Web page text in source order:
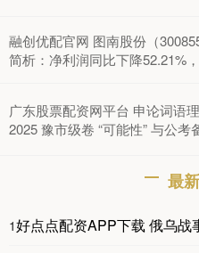
融创优配官网 图南股份（
简析：净利润同比下降52.21%
广东股票配资网平台 申论词语理
2025 豫市级卷 “可能性” 与公考
最
1好点点配资APP下载 俄乌战